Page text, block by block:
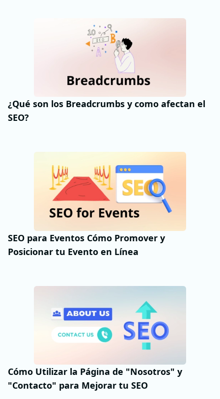
¿Qué son los Breadcrumbs y como afectan el
SEO?
SEO para Eventos Cómo Promover y
Posicionar tu Evento en Línea
Cómo Utilizar la Página de "Nosotros" y
"Contacto" para Mejorar tu SEO